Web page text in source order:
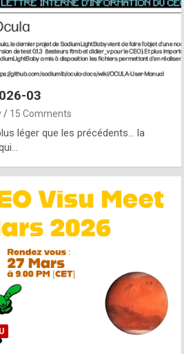
03
15 Comments
léger que les précédents… la